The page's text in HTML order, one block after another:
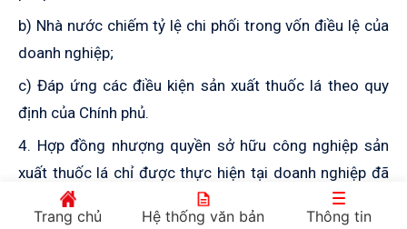
b) Nhà nước chiếm tỷ lệ chi phối trong vốn điều lệ của
doanh nghiệp;
c) Đáp ứng các điều kiện sản xuất thuốc lá theo quy
định của Chính phủ.
4. Hợp đồng nhượng quyền sở hữu công nghiệp sản
xuất thuốc lá chỉ được thực hiện tại doanh nghiệp đã
có giấy phép sản xuất thuốc lá sau khi được Thủ tướng
Trang chủ Hệ thống văn bản Thông tin